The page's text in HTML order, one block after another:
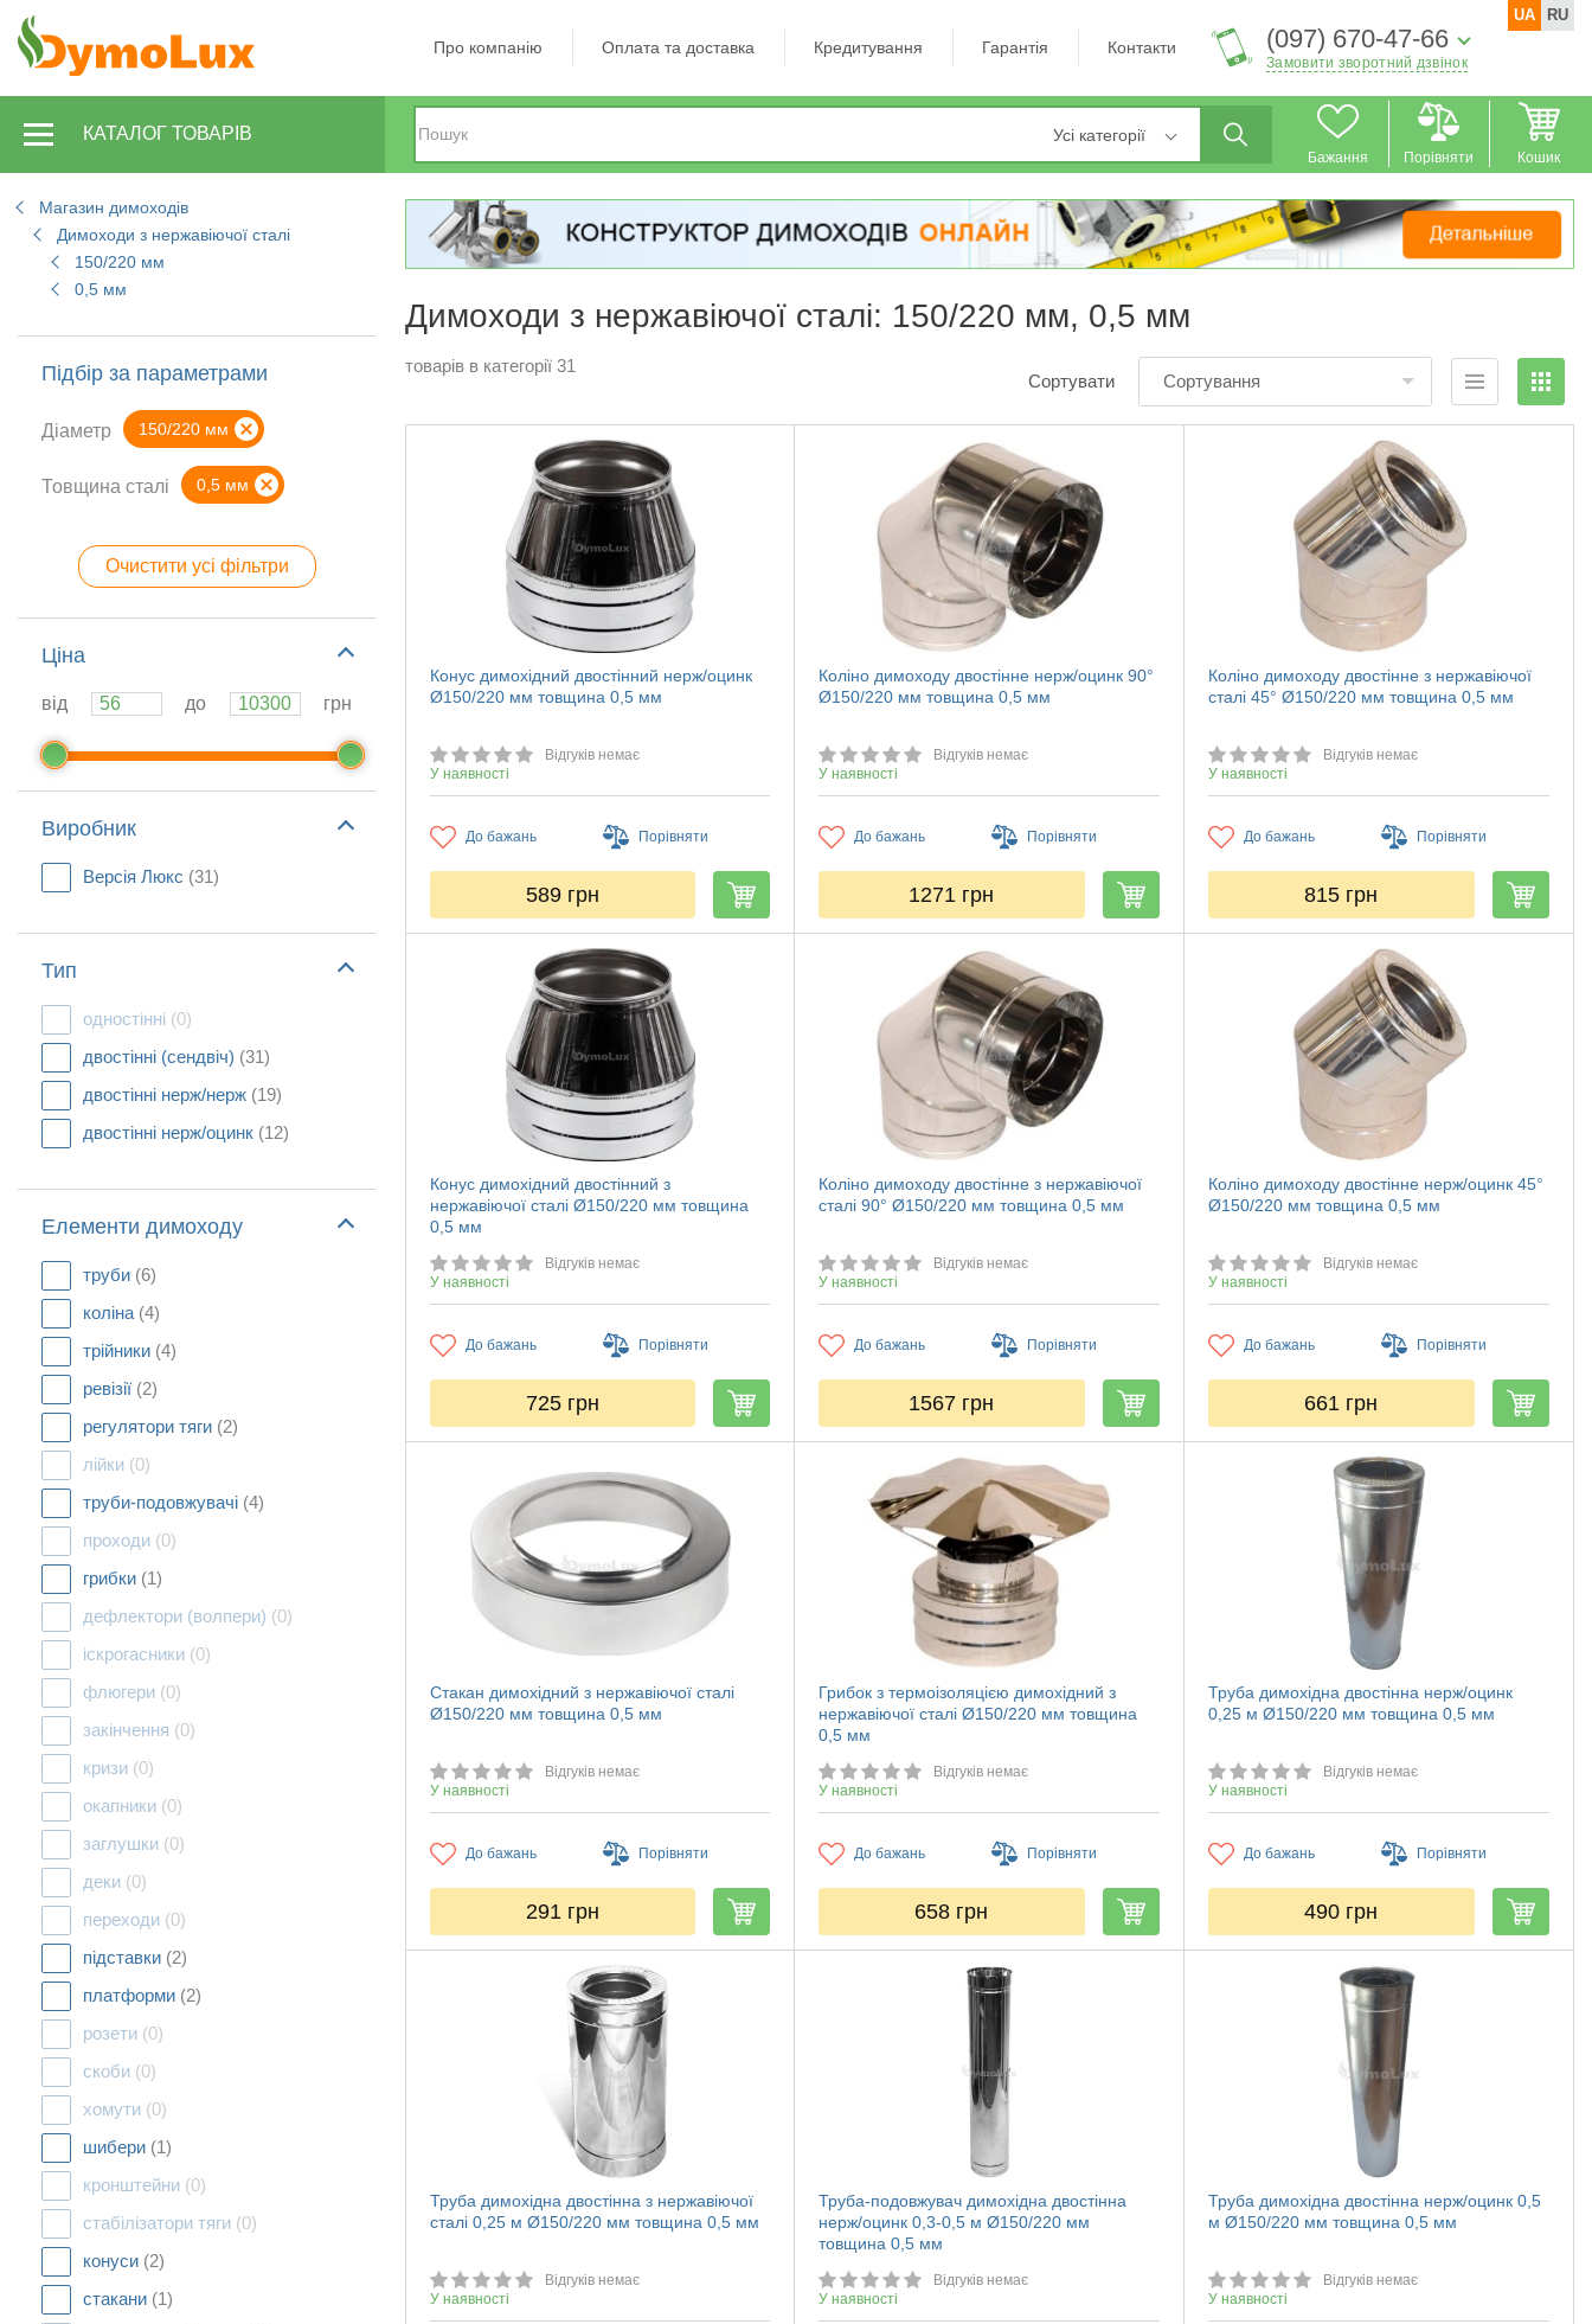
Про компанію Оплата та доставка Кредитування Гарантія Контакти (097) 670-47-66
Замовити зворотний дзвінок
UA RU
КАТАЛОГ ТОВАРІВ Усі категорії
Бажання Порівняти Кошик
Магазин димоходів
Димоходи з нержавіючої сталі
150/220 мм
0,5 мм
Підбір за параметрами
Діаметр 150/220 мм
Товщина сталі 0,5 мм
Очистити усі фільтри
Ціна
від до грн
Виробник
Версія Люкс (31)
Тип
одностінні (0)
двостінні (сендвіч) (31)
двостінні нерж/нерж (19)
двостінні нерж/оцинк (12)
Елементи димоходу
труби (6)
коліна (4)
трійники (4)
ревізії (2)
регулятори тяги (2)
лійки (0)
труби-подовжувачі (4)
проходи (0)
грибки (1)
дефлектори (волпери) (0)
іскрогасники (0)
флюгери (0)
закінчення (0)
кризи (0)
окапники (0)
заглушки (0)
деки (0)
переходи (0)
підставки (2)
платформи (2)
розети (0)
скоби (0)
хомути (0)
шибери (1)
кронштейни (0)
стабілізатори тяги (0)
конуси (2)
стакани (1)
Димоходи з нержавіючої сталі: 150/220 мм, 0,5 мм
товарів в категорії 31
Сортувати Сортування
Конус димохідний двостінний нерж/оцинк
Ø150/220 мм товщина 0,5 мм
Відгуків немає
У наявності
До бажань Порівняти
589 грн
Коліно димоходу двостінне нерж/оцинк 90°
Ø150/220 мм товщина 0,5 мм
Відгуків немає
У наявності
До бажань Порівняти
1271 грн
Коліно димоходу двостінне з нержавіючої
сталі 45° Ø150/220 мм товщина 0,5 мм
Відгуків немає
У наявності
До бажань Порівняти
815 грн
Конус димохідний двостінний з
нержавіючої сталі Ø150/220 мм товщина
0,5 мм
Відгуків немає
У наявності
До бажань Порівняти
725 грн
Коліно димоходу двостінне з нержавіючої
сталі 90° Ø150/220 мм товщина 0,5 мм
Відгуків немає
У наявності
До бажань Порівняти
1567 грн
Коліно димоходу двостінне нерж/оцинк 45°
Ø150/220 мм товщина 0,5 мм
Відгуків немає
У наявності
До бажань Порівняти
661 грн
Стакан димохідний з нержавіючої сталі
Ø150/220 мм товщина 0,5 мм
Відгуків немає
У наявності
До бажань Порівняти
291 грн
Грибок з термоізоляцією димохідний з
нержавіючої сталі Ø150/220 мм товщина
0,5 мм
Відгуків немає
У наявності
До бажань Порівняти
658 грн
Труба димохідна двостінна нерж/оцинк
0,25 м Ø150/220 мм товщина 0,5 мм
Відгуків немає
У наявності
До бажань Порівняти
490 грн
Труба димохідна двостінна з нержавіючої
сталі 0,25 м Ø150/220 мм товщина 0,5 мм
Відгуків немає
У наявності
Труба-подовжувач димохідна двостінна
нерж/оцинк 0,3-0,5 м Ø150/220 мм
товщина 0,5 мм
Відгуків немає
У наявності
Труба димохідна двостінна нерж/оцинк 0,5
м Ø150/220 мм товщина 0,5 мм
Відгуків немає
У наявності